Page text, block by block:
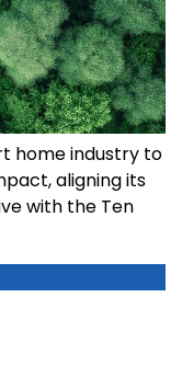
home industry to
aligning its
with the Ten